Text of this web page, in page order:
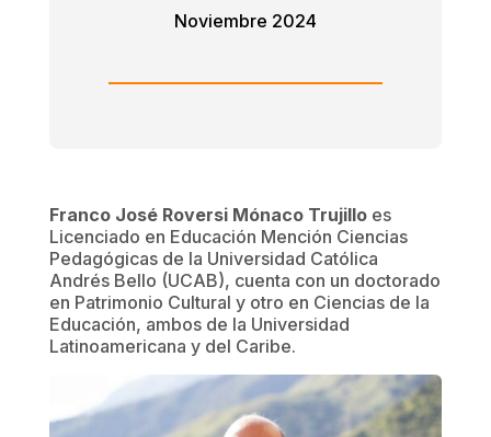
Noviembre 2024
Franco José Roversi Mónaco Trujilloes
Licenciado en Educación Mención Ciencias
Pedagógicas de la Universidad Católica
Andrés Bello (UCAB), cuenta con un doctorado
en Patrimonio Cultural y otro en Ciencias de la
Educación, ambos de la Universidad
Latinoamericana y del Caribe.